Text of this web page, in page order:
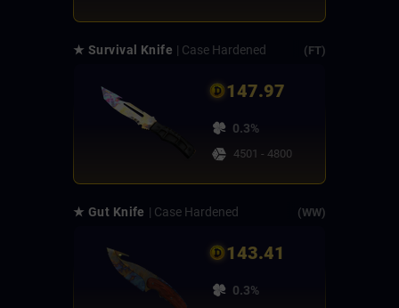
★ Survival Knife | Case Hardened (FT)
147.97
0.3%
4501 - 4800
★ Gut Knife | Case Hardened (WW)
143.41
0.3%